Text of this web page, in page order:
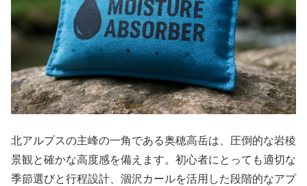
北アルプスの主峰の一角である奥穂高岳は、圧倒的な岩稜
景観と確かな高度感を備えます。初心者にとっても適切な
季節選びと行程設計、涸沢カールを活用した段階的なアプ